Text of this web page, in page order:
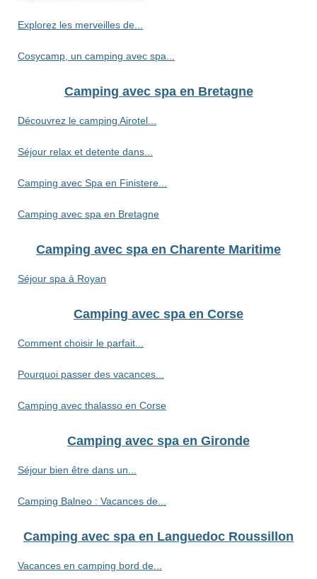
Explorez les merveilles de...
Cosycamp, un camping avec spa...
Camping avec spa en Bretagne
Découvrez le camping Airotel...
Séjour relax et detente dans...
Camping avec Spa en Finistere...
Camping avec spa en Bretagne
Camping avec spa en Charente Maritime
Séjour spa à Royan
Camping avec spa en Corse
Comment choisir le parfait...
Pourquoi passer des vacances...
Camping avec thalasso en Corse
Camping avec spa en Gironde
Séjour bien être dans un...
Camping Balneo : Vacances de...
Camping avec spa en Languedoc Roussillon
Vacances en camping bord de...